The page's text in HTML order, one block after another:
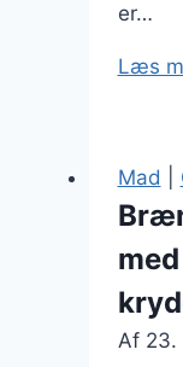
er…
Læs
Mad
Af 23.